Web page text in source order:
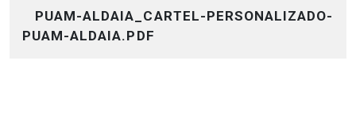
PUAM-ALDAIA_CARTEL-PERSONALIZADO-
PUAM-ALDAIA.PDF